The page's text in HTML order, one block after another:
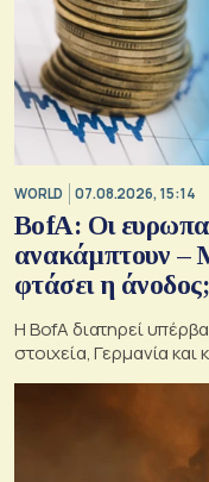
WORLD 07.08.2026, 15:14
BofA: Οι
ανακάμπτουν –
φτάσει η άνοδος;
Η BofA διατηρεί
στοιχεία, Γερμανία